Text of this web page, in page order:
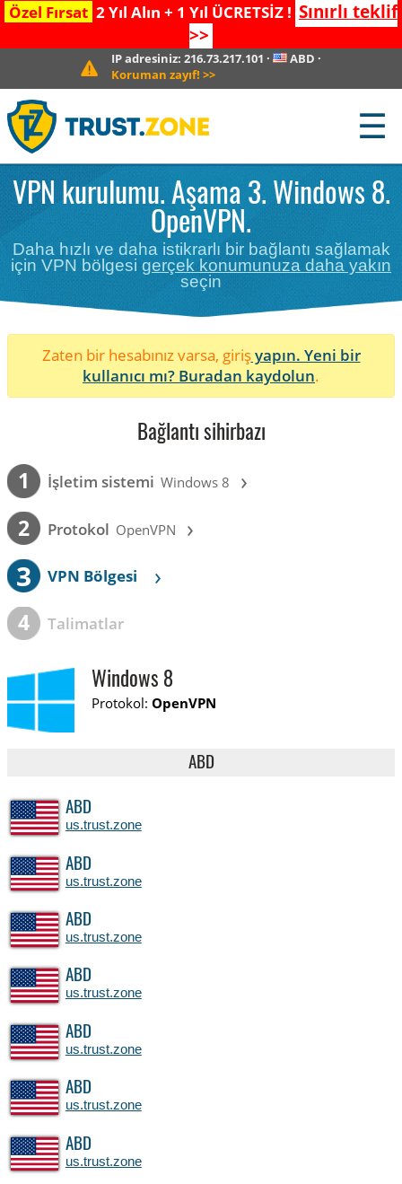
Özel Fırsat 2 Yıl Alın + 1 Yıl ÜCRETSİZ ! Sınırlı teklif
>>
IP adresiniz:216.73.217.101 · ABD ·
Koruman zayıf! >>
☰
VPN kurulumu. Aşama 3. Windows 8.
OpenVPN.
Daha hızlı ve daha istikrarlı bir bağlantı sağlamak
için VPN bölgesi gerçek konumunuza daha yakın
seçin
Zaten bir hesabınız varsa, girişyapın. Yeni bir
kullanıcı mı? Buradan kaydolun.
Bağlantı sihirbazı
1 İşletim sistemi Windows 8 ›
2 Protokol OpenVPN ›
3 VPN Bölgesi ›
4 Talimatlar
Windows 8
Protokol:OpenVPN
ABD
ABD
us.trust.zone
ABD
us.trust.zone
ABD
us.trust.zone
ABD
us.trust.zone
ABD
us.trust.zone
ABD
us.trust.zone
ABD
us.trust.zone